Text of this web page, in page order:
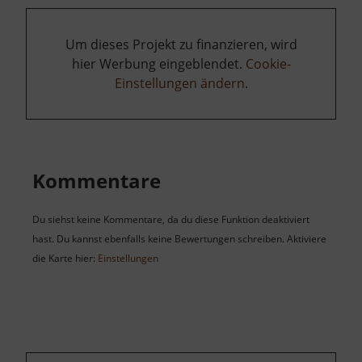
Um dieses Projekt zu finanzieren, wird
hier Werbung eingeblendet. Cookie-
Einstellungen ändern.
Kommentare
Du siehst keine Kommentare, da du diese Funktion deaktiviert
hast. Du kannst ebenfalls keine Bewertungen schreiben. Aktiviere
die Karte hier: Einstellungen